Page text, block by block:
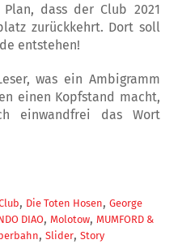
dass der Club 2021
zu­rückkehrt. Dort soll
entstehen!
was ein Ambigramm
einen Kopfstand macht,
einwandfrei das Wort
, Die Toten Hosen, George
DIAO, Molotow, MUMFORD &
, Slider, Story